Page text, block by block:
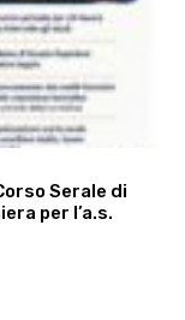
Serale di
per l’a.s.